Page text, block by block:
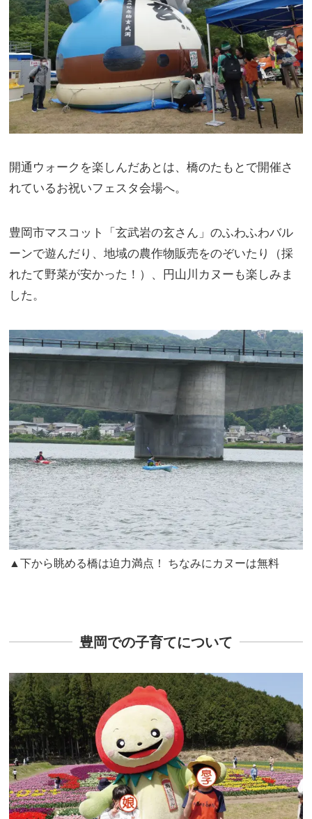
開通ウォークを楽しんだあとは、橋のたもとで開催さ
れているお祝いフェスタ会場へ。
豊岡市マスコット「玄武岩の玄さん」のふわふわバル
ーンで遊んだり、地域の農作物販売をのぞいたり（採
れたて野菜が安かった！）、円山川カヌーも楽しみま
した。
▲下から眺める橋は迫力満点！ ちなみにカヌーは無料
豊岡での子育てについて